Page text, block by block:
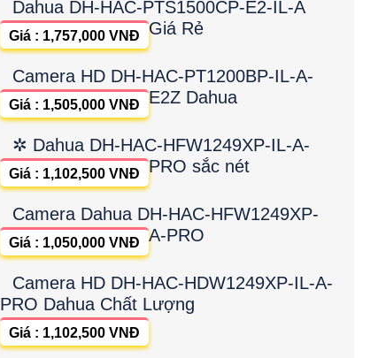
Dahua DH-HAC-PTS1500CP-E2-IL-A
Giá Rẻ
Giá : 1,757,000 VNĐ
Camera HD DH-HAC-PT1200BP-IL-A-
E2Z Dahua
Giá : 1,505,000 VNĐ
✲ Dahua DH-HAC-HFW1249XP-IL-A-
PRO sắc nét
Giá : 1,102,500 VNĐ
Camera Dahua DH-HAC-HFW1249XP-
A-PRO
Giá : 1,050,000 VNĐ
Camera HD DH-HAC-HDW1249XP-IL-A-
PRO Dahua Chất Lượng
Giá : 1,102,500 VNĐ